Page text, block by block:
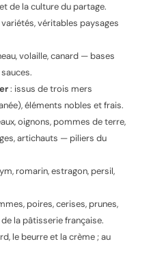
de la culture du partage.
véritables paysages
volaille, canard — bases
: issus de trois mers
éléments nobles et frais.
oignons, pommes de terre,
artichauts — piliers du
romarin, estragon, persil,
poires, cerises, prunes,
la pâtisserie française.
le beurre et la crème ; au